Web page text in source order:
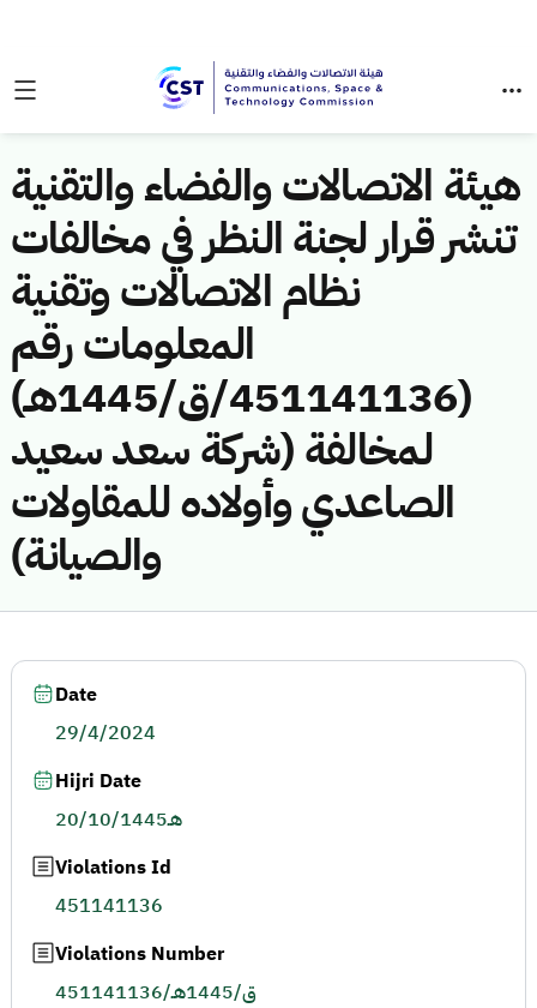
هيئة الاتصالات والفضاء والتقنية
تنشر قرار لجنة النظر في مخالفات
نظام الاتصالات وتقنية
المعلومات رقم
(451141136/ق/1445هـ)
لمخالفة (شركة سعد سعيد
الصاعدي وأولاده للمقاولات
والصيانة)
Date
29/4/2024
Hijri Date
20/10/1445هـ
Violations Id
451141136
Violations Number
451141136/ق/1445هـ